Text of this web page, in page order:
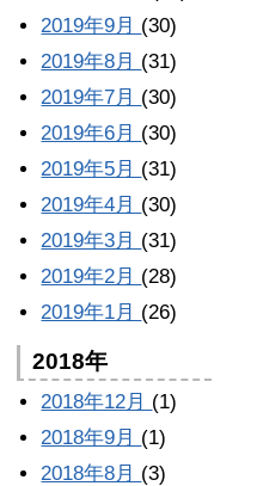
2019年9月 (30)
2019年8月 (31)
2019年7月 (30)
2019年6月 (30)
2019年5月 (31)
2019年4月 (30)
2019年3月 (31)
2019年2月 (28)
2019年1月 (26)
2018年
2018年12月 (1)
2018年9月 (1)
2018年8月 (3)